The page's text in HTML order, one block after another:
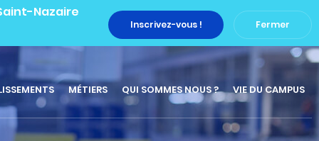
Nazaire
Inscrivez-vous ! Fermer
MÉTIERS QUI SOMMES NOUS ? VIE DU CAMPUS